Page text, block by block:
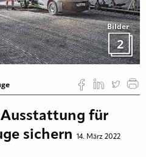
Bilder
2
für
sichern
14. März 2022